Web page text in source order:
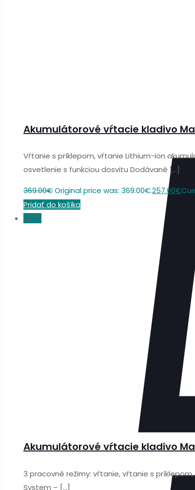
Akumulátorové vŕtacie kladivo
Vŕtanie s príklepom, vŕtanie Lithium-Ion
osvetlenie s funkciou dosvitu Dodávané […]
369.00€Original price was: 369.00€.257.00€
Pridať do košíka
-27%
Akumulátorové vŕtacie kladivo
3 pracovné režimy: vŕtanie, vŕtanie s
System – […]